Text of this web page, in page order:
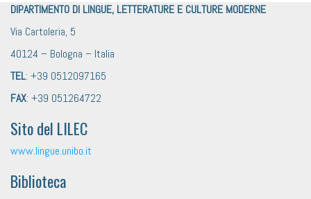
DIPARTIMENTO DI LINGUE, LETTERATURE E CULTURE MODERNE
Via Cartoleria, 5
40124 – Bologna – Italia
TEL: +39 0512097165
FAX: +39 051264722
Sito del LILEC
www.lingue.unibo.it
Biblioteca